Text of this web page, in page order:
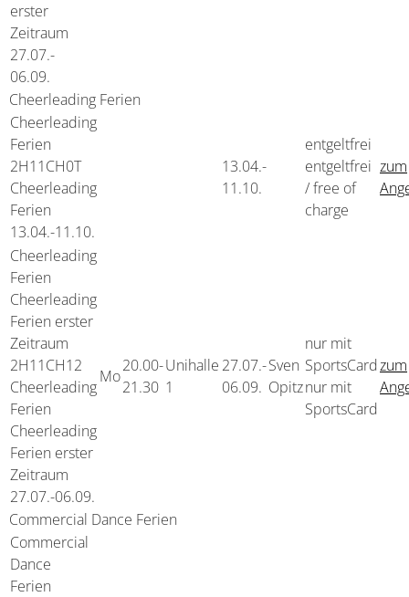
erster
Zeitraum
27.07.-
06.09.
Cheerleading Ferien
Cheerleading
Ferien
2H11CH0T
Cheerleading
Ferien
13.04.-11.10.
13.04.-
11.10.
entgeltfrei
entgeltfrei
/ free of
charge
zum
Cheerleading
Ferien
Cheerleading
Ferien erster
Zeitraum
2H11CH12
Cheerleading
Ferien
Cheerleading
Ferien erster
Zeitraum
27.07.-06.09.
Mo
20.00-
21.30
Unihalle
1
27.07.-
06.09.
Sven
Opitz
nur mit
SportsCard
nur mit
SportsCard
zum
Commercial Dance Ferien
Commercial
Dance
Ferien